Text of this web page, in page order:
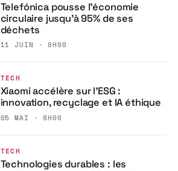
Telefónica pousse l’économie
circulaire jusqu’à 95% de ses
déchets
11 JUIN · 8H00
TECH
Xiaomi accélère sur l’ESG :
innovation, recyclage et IA éthique
05 MAI · 8H00
TECH
Technologies durables : les